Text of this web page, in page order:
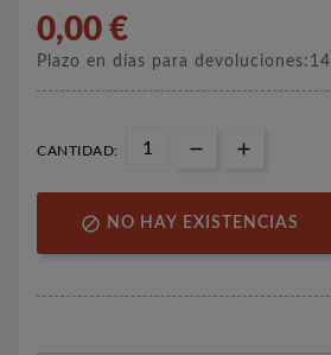
0,00 €
Plazo en días para devoluciones:14
CANTIDAD:
 NO HAY EXISTENCIAS